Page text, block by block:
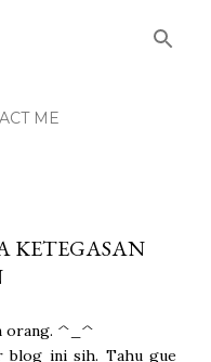
ME
KETEGASAN
orang. ^_^
blog ini sih. Tahu gue